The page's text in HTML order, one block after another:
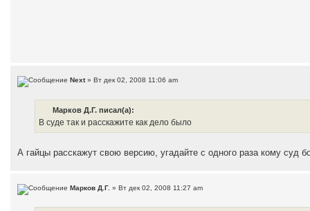
Next» Вт дек 02, 2008 11:06 am
Марков Д.Г. писал(а):
В суде так и расскажите как дело было
А гайцы расскажут свою версию, угадайте с одного раза кому суд
Марков Д.Г. » Вт дек 02, 2008 11:27 am